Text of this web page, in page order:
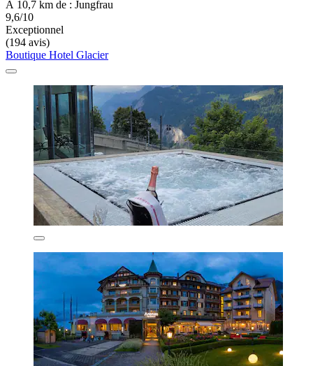
À 10,7 km de : Jungfrau
9,6/10
Exceptionnel
(194 avis)
Boutique Hotel Glacier